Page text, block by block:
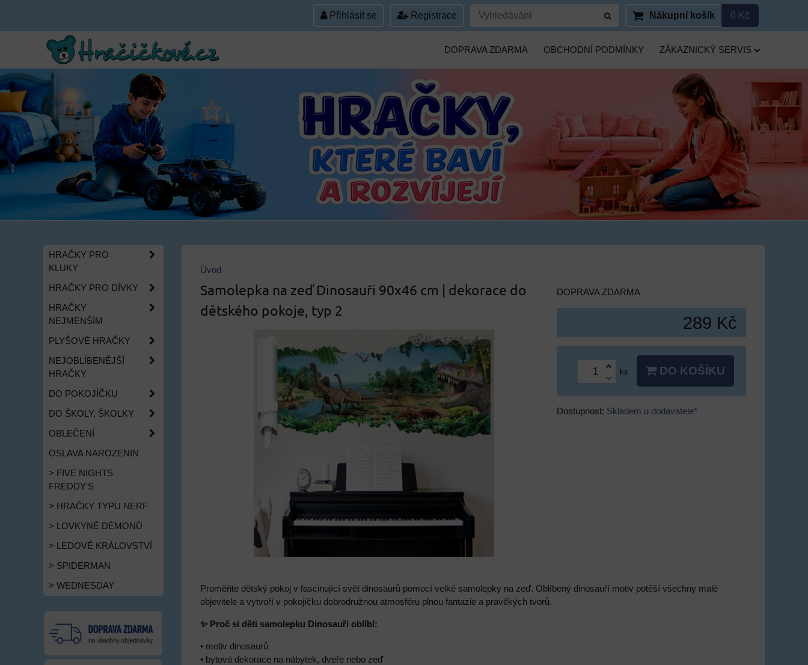
Přihlásit se Registrace Nákupní košík 0 Kč
DOPRAVA ZDARMA OBCHODNÍ PODMÍNKY ZÁKAZNICKÝ SERVIS
Úvod
Samolepka na zeď Dinosauři 90x46 cm | dekorace do
dětského pokoje, typ 2
DOPRAVA ZDARMA
289 Kč
ks DO KOŠÍKU
Dostupnost: Skladem u dodavatele*
Proměňte dětský pokoj v fascinující svět dinosaurů pomocí velké samolepky na zeď. Oblíbený dinosauří motiv potěší všechny malé
objevitele a vytvoří v pokojíčku dobrodružnou atmosféru plnou fantazie a pravěkých tvorů.
✨ Proč si děti samolepku Dinosauři oblíbí:
• motiv dinosaurů
• bytová dekorace na nábytek, dveře nebo zeď
HRAČKY PRO
KLUKY
HRAČKY PRO DÍVKY
HRAČKY
NEJMENŠÍM
PLYŠOVÉ HRAČKY
NEJOBLÍBENĚJŠÍ
HRAČKY
DO POKOJÍČKU
DO ŠKOLY, ŠKOLKY
OBLEČENÍ
OSLAVA NAROZENIN
> FIVE NIGHTS
FREDDY'S
> HRAČKY TYPU NERF
> LOVKYNĚ DÉMONŮ
> LEDOVÉ KRÁLOVSTVÍ
> SPIDERMAN
> WEDNESDAY